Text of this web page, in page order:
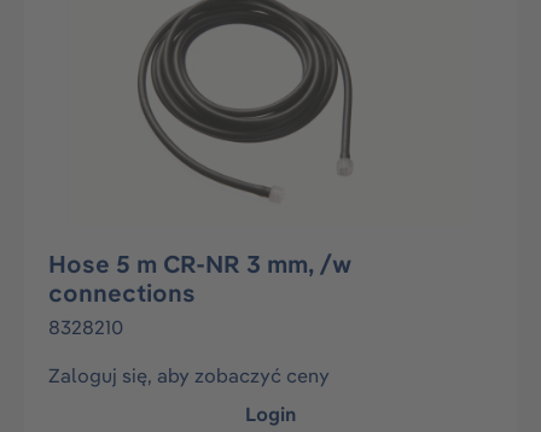
Hose 5 m CR-NR 3 mm, /w
connections
8328210
Zaloguj się, aby zobaczyć ceny
Login